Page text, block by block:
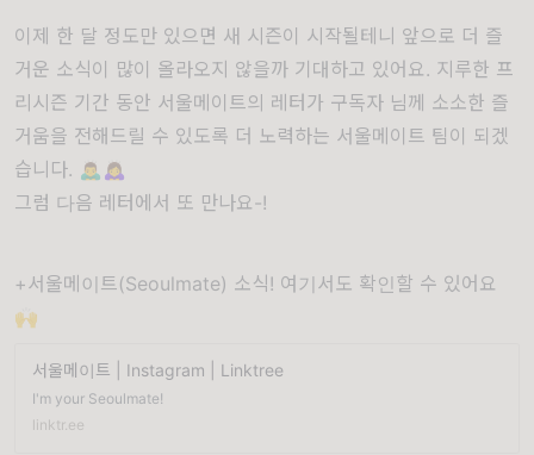
이제 한 달 정도만 있으면 새 시즌이 시작될테니 앞으로 더 즐
거운 소식이 많이 올라오지 않을까 기대하고 있어요. 지루한 프
리시즌 기간 동안 서울메이트의 레터가 구독자 님께 소소한 즐
거움을 전해드릴 수 있도록 더 노력하는 서울메이트 팀이 되겠
습니다. 🙇‍♂️🙇‍♀️
그럼 다음 레터에서 또 만나요-!
+서울메이트(Seoulmate) 소식! 여기서도 확인할 수 있어요
🙌
서울메이트 | Instagram | Linktree
I'm your Seoulmate!
linktr.ee